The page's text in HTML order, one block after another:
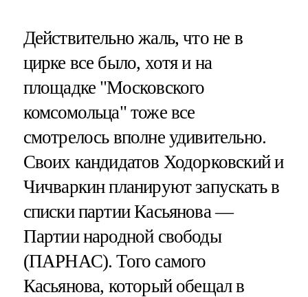
Действительно жаль, что не в
цирке все было, хотя и на
площадке "Московского
комсомольца" тоже все
смотрелось вполне удивительно.
Своих кандидатов Ходорковский и
Чичваркин планируют запускать в
списки партии Касьянова —
Партии народной свободы
(ПАРНАС). Того самого
Касьянова, который обещал в